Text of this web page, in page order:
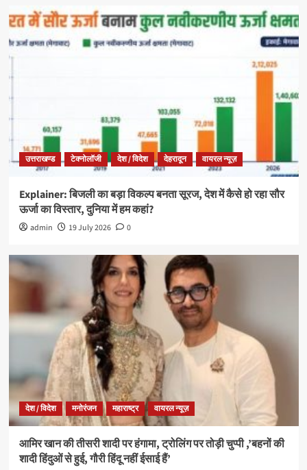
उत्तराखण्ड टेक्नोलॉजी देश / विदेश देहरादून वायरल न्यूज़
Explainer: बिजली का बड़ा विकल्प बनता सूरज, देश में कैसे हो रहा सौर
ऊर्जा का विस्तार, दुनिया में हम कहां?
admin 19 July 2026 0
देश / विदेश मनोरंजन महाराष्ट्र वायरल न्यूज़
आमिर खान की तीसरी शादी पर हंगामा, ट्रोलिंग पर तोड़ी चुप्पी ,’बहनों की
शादी हिंदुओं से हुई, गौरी हिंदू नहीं ईसाई हैं’